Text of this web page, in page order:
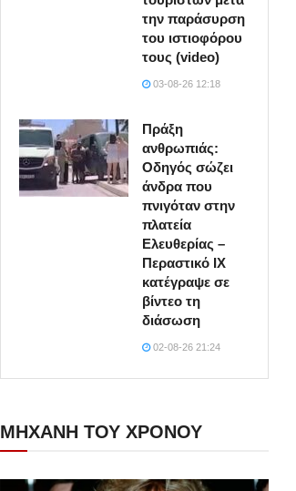
την παράσυρση
του ιστιοφόρου
τους (video)
03-08-26 12:18
Πράξη
ανθρωπιάς:
Οδηγός σώζει
άνδρα που
πνιγόταν στην
πλατεία
Ελευθερίας –
Περαστικό ΙΧ
κατέγραψε σε
βίντεο τη
διάσωση
02-08-26 21:24
ΜΗΧΑΝΗ ΤΟΥ ΧΡΟΝΟΥ